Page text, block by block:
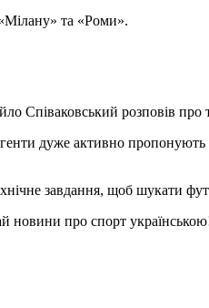
та «Роми».
Співаковський розповів про
агенти дуже активно
завдання, щоб шукати
новини про спорт